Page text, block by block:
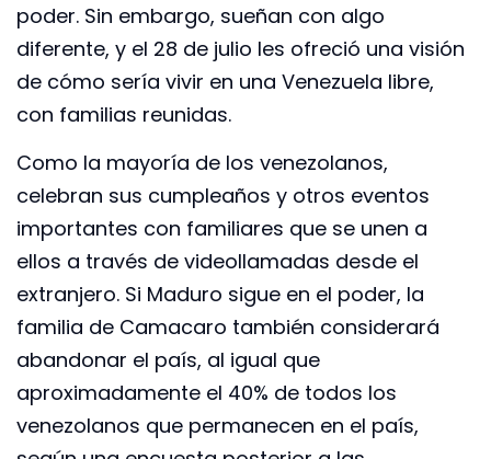
poder. Sin embargo, sueñan con algo
diferente, y el 28 de julio les ofreció una visión
de cómo sería vivir en una Venezuela libre,
con familias reunidas.
Como la mayoría de los venezolanos,
celebran sus cumpleaños y otros eventos
importantes con familiares que se unen a
ellos a través de videollamadas desde el
extranjero. Si Maduro sigue en el poder, la
familia de Camacaro también considerará
abandonar el país, al igual que
aproximadamente el 40% de todos los
venezolanos que permanecen en el país,